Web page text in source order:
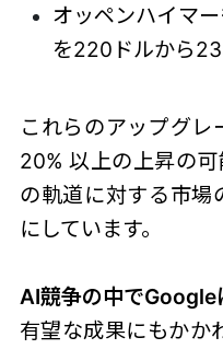
オッペンハイマ
を220ドルから
これらのアップグレ
20% 以上の上昇の
の軌道に対する市場
にしています。
AI競争の中でGoogle
有望な成果にもかか